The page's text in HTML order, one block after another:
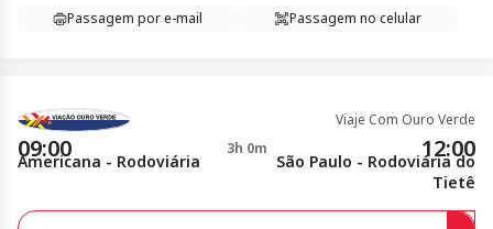
Passagem por e-mail Passagem no celular
Viaje Com Ouro Verde
09:00 3h 0m 12:00
Americana - Rodoviária
São Paulo - Rodoviária do
Tietê